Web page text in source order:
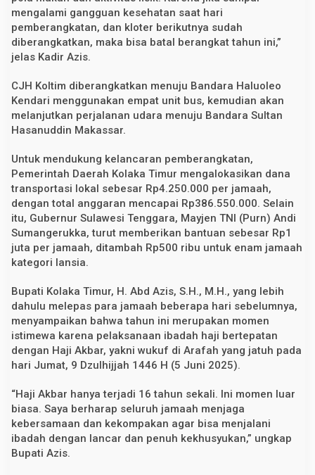
mengalami gangguan kesehatan saat hari
pemberangkatan, dan kloter berikutnya sudah
diberangkatkan, maka bisa batal berangkat tahun ini,”
jelas Kadir Azis.
CJH Koltim diberangkatkan menuju Bandara Haluoleo
Kendari menggunakan empat unit bus, kemudian akan
melanjutkan perjalanan udara menuju Bandara Sultan
Hasanuddin Makassar.
Untuk mendukung kelancaran pemberangkatan,
Pemerintah Daerah Kolaka Timur mengalokasikan dana
transportasi lokal sebesar Rp4.250.000 per jamaah,
dengan total anggaran mencapai Rp386.550.000. Selain
itu, Gubernur Sulawesi Tenggara, Mayjen TNI (Purn) Andi
Sumangerukka, turut memberikan bantuan sebesar Rp1
juta per jamaah, ditambah Rp500 ribu untuk enam jamaah
kategori lansia.
Bupati Kolaka Timur, H. Abd Azis, S.H., M.H., yang lebih
dahulu melepas para jamaah beberapa hari sebelumnya,
menyampaikan bahwa tahun ini merupakan momen
istimewa karena pelaksanaan ibadah haji bertepatan
dengan Haji Akbar, yakni wukuf di Arafah yang jatuh pada
hari Jumat, 9 Dzulhijjah 1446 H (5 Juni 2025).
“Haji Akbar hanya terjadi 16 tahun sekali. Ini momen luar
biasa. Saya berharap seluruh jamaah menjaga
kebersamaan dan kekompakan agar bisa menjalani
ibadah dengan lancar dan penuh kekhusyukan,” ungkap
Bupati Azis.